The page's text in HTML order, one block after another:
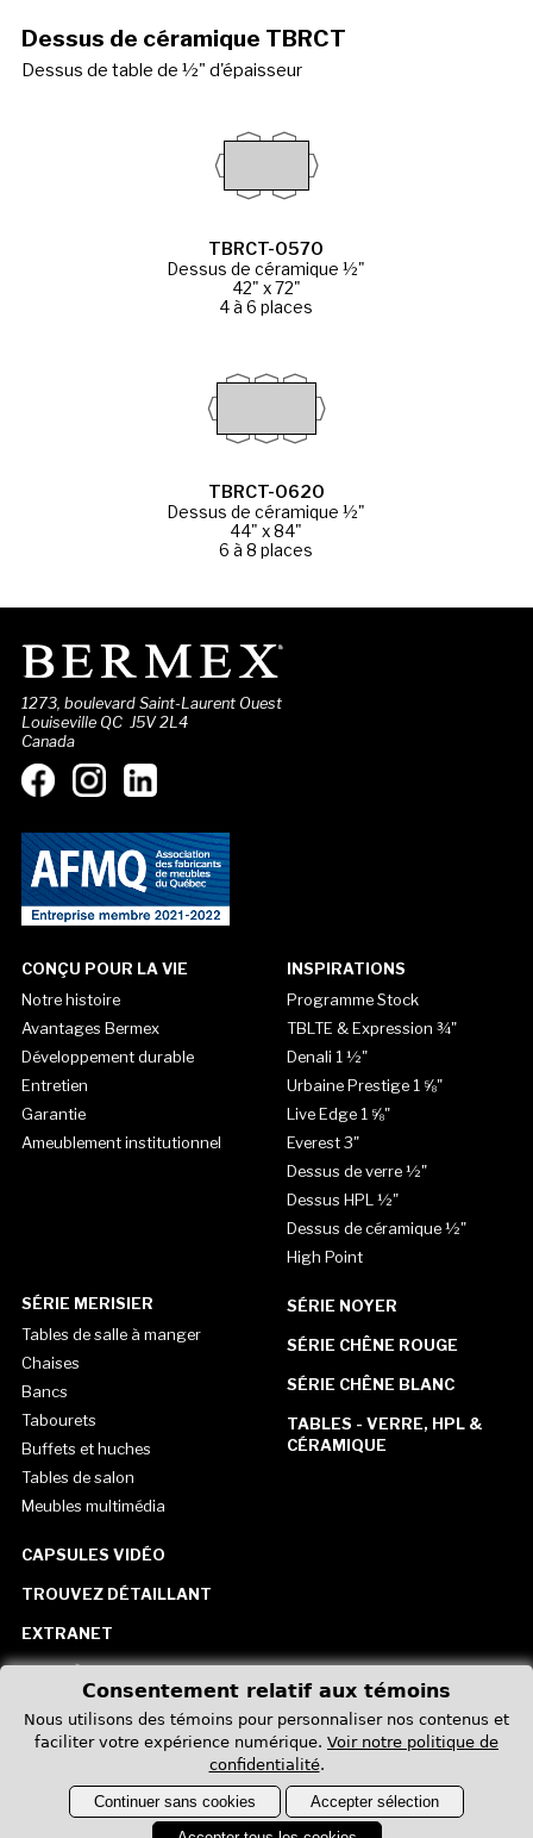
Dessus de céramique TBRCT
Dessus de table de ½" d'épaisseur
TBRCT-0570
Dessus de céramique ½"
42" x 72"
4 à 6 places
TBRCT-0620
Dessus de céramique ½"
44" x 84"
6 à 8 places
1273, boulevard Saint-Laurent Ouest
Louiseville QC J5V 2L4
Canada
CONÇU POUR LA VIE
Notre histoire
Avantages Bermex
Développement durable
Entretien
Garantie
Ameublement institutionnel
INSPIRATIONS
Programme Stock
TBLTE & Expression ¾"
Denali 1 ½"
Urbaine Prestige 1 ⅝"
Live Edge 1 ⅝"
Everest 3"
Dessus de verre ½"
Dessus HPL ½"
Dessus de céramique ½"
High Point
SÉRIE MERISIER
Tables de salle à manger
Chaises
Bancs
Tabourets
Buffets et huches
Tables de salon
Meubles multimédia
SÉRIE NOYER
SÉRIE CHÊNE ROUGE
SÉRIE CHÊNE BLANC
TABLES - VERRE, HPL &
CÉRAMIQUE
CAPSULES VIDÉO
TROUVEZ DÉTAILLANT
EXTRANET
CONTACTEZ-NOUS
États-Unis
Consentement relatif aux témoins
Nous utilisons des témoins pour personnaliser nos contenus et
faciliter votre expérience numérique. Voir notre politique de
confidentialité.
Continuer sans cookies
Accepter sélection